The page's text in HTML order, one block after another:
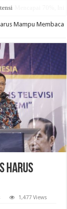
Mampu Membaca
Harus
1,477 Views